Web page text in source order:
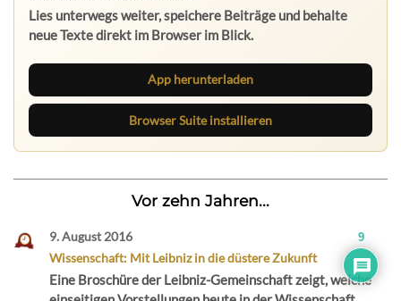
Lies unterwegs weiter, speichere Beiträge und behalte
neue Texte direkt im Browser im Blick.
App herunterladen
Browser Suite installieren
Vor zehn Jahren...
9. August 2016
Wissenschaft: Mit Leibniz in die düstere Zukunft
Eine Broschüre der Leibniz-Gemeinschaft zeigt, welche
9